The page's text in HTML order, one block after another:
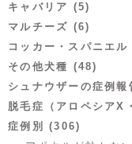
キャバリア (5)
マルチーズ (6)
コッカー・スパニエ
その他犬種 (48)
シュナウザーの症例
脱毛症（アロペシアX
症例別 (306)